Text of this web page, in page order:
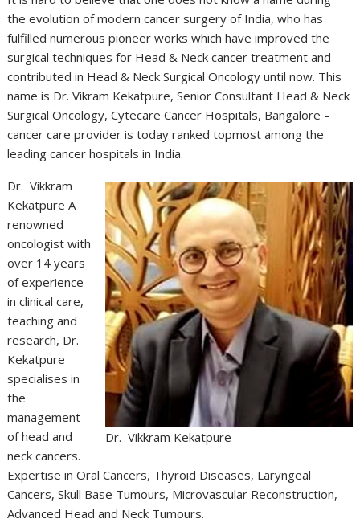
the evolution of modern cancer surgery of India, who has
fulfilled numerous pioneer works which have improved the
surgical techniques for Head & Neck cancer treatment and
contributed in Head & Neck Surgical Oncology until now. This
name is Dr. Vikram Kekatpure, Senior Consultant Head & Neck
Surgical Oncology, Cytecare Cancer Hospitals, Bangalore –
cancer care provider is today ranked topmost among the
leading cancer hospitals in India.
Dr. Vikkram Kekatpure
Dr. Vikkram
Kekatpure A
renowned
oncologist with
over 14 years
of experience
in clinical care,
teaching and
research, Dr.
Kekatpure
specialises in
the
management
of head and
neck cancers.
Expertise in Oral Cancers, Thyroid Diseases, Laryngeal
Cancers, Skull Base Tumours, Microvascular Reconstruction,
Advanced Head and Neck Tumours.